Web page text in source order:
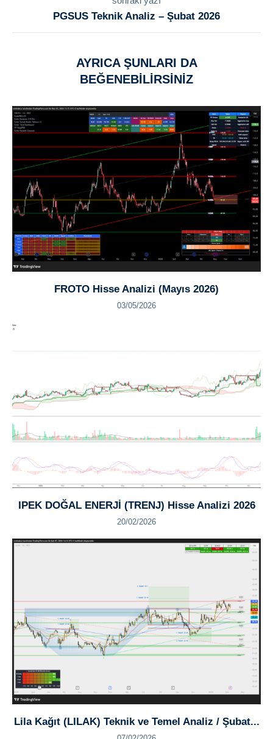
PGSUS Teknik Analiz – Şubat 2026
AYRICA ŞUNLARI DA
BEĞENEBILIRSINIZ
FROTO Hisse Analizi (Mayıs 2026)
03/05/2026
IPEK DOĞAL ENERJİ (TRENJ) Hisse Analizi 2026
20/02/2026
Lila Kağıt (LILAK) Teknik ve Temel Analiz / Şubat...